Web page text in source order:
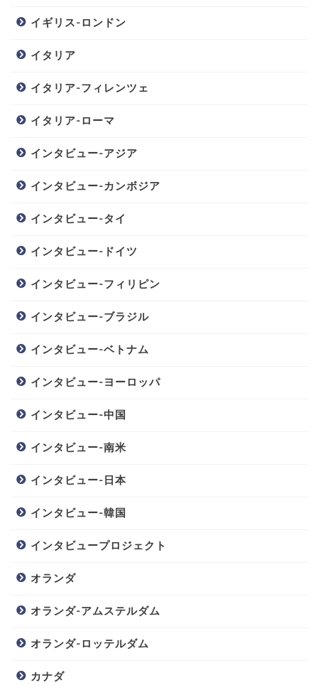
イギリス-ロンドン
イタリア
イタリア-フィレンツェ
イタリア-ローマ
インタビュー-アジア
インタビュー-カンボジア
インタビュー-タイ
インタビュー-ドイツ
インタビュー-フィリピン
インタビュー-ブラジル
インタビュー-ベトナム
インタビュー-ヨーロッパ
インタビュー-中国
インタビュー-南米
インタビュー-日本
インタビュー-韓国
インタビュープロジェクト
オランダ
オランダ-アムステルダム
オランダ-ロッテルダム
カナダ